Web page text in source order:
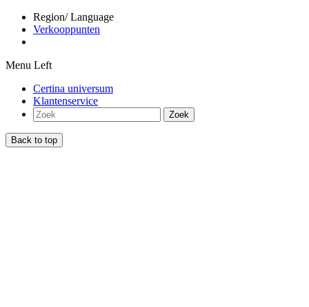
Region/ Language
Verkooppunten
Menu Left
Certina universum
Klantenservice
Zoek
Back to top